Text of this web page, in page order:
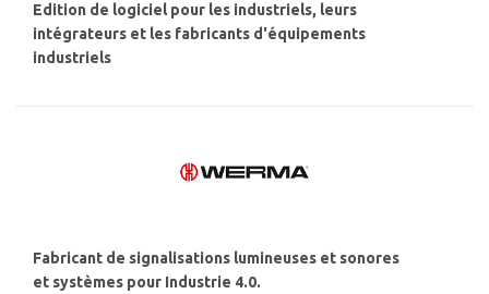
Edition de logiciel pour les industriels, leurs
intégrateurs et les fabricants d'équipements
industriels
Fabricant de signalisations lumineuses et sonores
et systèmes pour Industrie 4.0.